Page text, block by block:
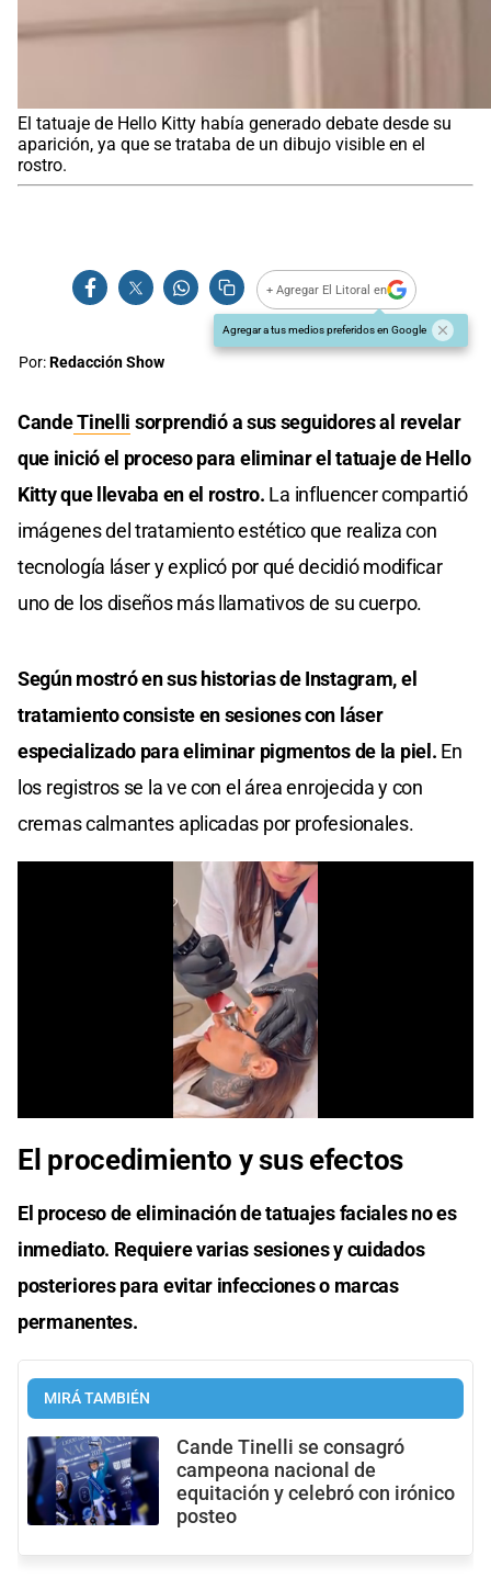
El tatuaje de Hello Kitty había generado debate desde su
aparición, ya que se trataba de un dibujo visible en el
rostro.
+ Agregar El Litoral en
Agregar a tus medios preferidos en Google
Por:Redacción Show
CandeTinelli sorprendió a sus seguidores al revelar
que inició el proceso para eliminar el tatuaje de Hello
Kitty que llevaba en el rostro. La influencer compartió
imágenes del tratamiento estético que realiza con
tecnología láser y explicó por qué decidió modificar
uno de los diseños más llamativos de su cuerpo.
Según mostró en sus historias de Instagram, el
tratamiento consiste en sesiones con láser
especializado para eliminar pigmentos de la piel. En
los registros se la ve con el área enrojecida y con
cremas calmantes aplicadas por profesionales.
El procedimiento y sus efectos
El proceso de eliminación de tatuajes faciales no es
inmediato. Requiere varias sesiones y cuidados
posteriores para evitar infecciones o marcas
permanentes.
MIRÁ TAMBIÉN
Cande Tinelli se consagró
campeona nacional de
equitación y celebró con irónico
posteo